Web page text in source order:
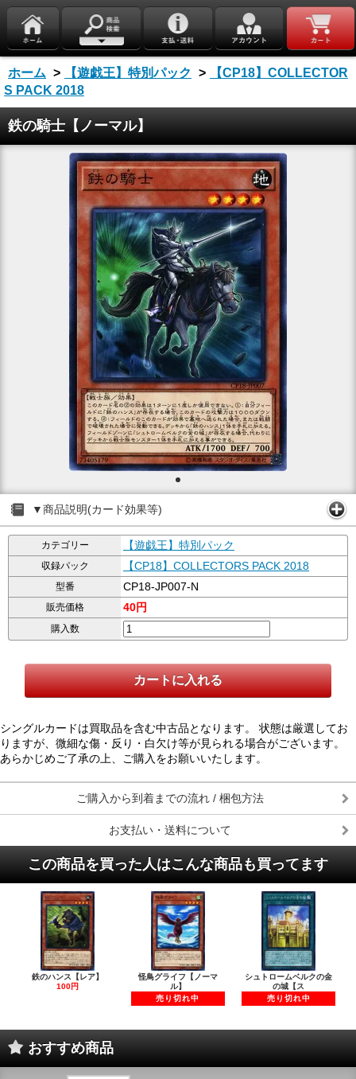
ホーム > 【遊戯王】特別パック >
【CP18】COLLECTOR
S PACK 2018
鉄の騎士【ノーマル】
▼商品説明(カード効果等)
カテゴリー 【遊戯王】特別パック
収録パック 【CP18】COLLECTORS PACK 2018
型番 CP18-JP007-N
販売価格 40円
購入数
シングルカードは買取品を含む中古品となります。 状態は厳選してお
りますが、微細な傷・反り・白欠け等が見られる場合がございます。
あらかじめご了承の上、ご購入をお願いいたします。
ご購入から到着までの流れ / 梱包方法
お支払い・送料について
この商品を買った人はこんな商品も買ってます
鉄のハンス【レア】
100円
怪鳥グライフ【ノーマ
ル】
売り切れ中
シュトロームベルクの金
の城【ス
売り切れ中
おすすめ商品